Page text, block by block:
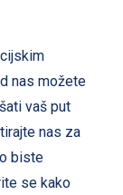
nas možete
vaš put
nas za
biste
se kako